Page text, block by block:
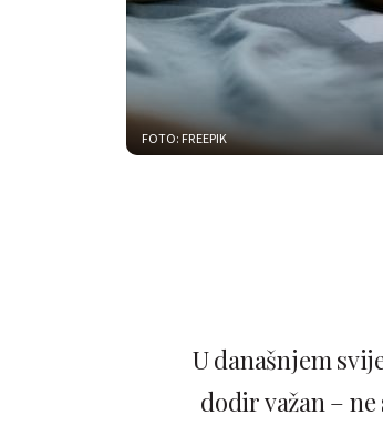
FOTO: FREEPIK
U današnjem
dodir važan –